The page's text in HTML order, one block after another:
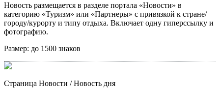
Новость размещается в разделе портала «Новости» в
категорию «Туризм» или «Партнеры» с привязкой к стране/
городу/курорту и типу отдыха. Включает одну гиперссылку и
фотографию.
Размер: до 1500 знаков
Страница Новости / Новость дня